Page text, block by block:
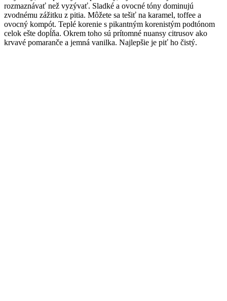
rozmaznávať než vyzývať. Sladké a ovocné tóny dominujú
zvodnému zážitku z pitia. Môžete sa tešiť na karamel, toffee a
ovocný kompót. Teplé korenie s pikantným korenistým podtónom
celok ešte dopĺňa. Okrem toho sú prítomné nuansy citrusov ako
krvavé pomaranče a jemná vanilka. Najlepšie je piť ho čistý.